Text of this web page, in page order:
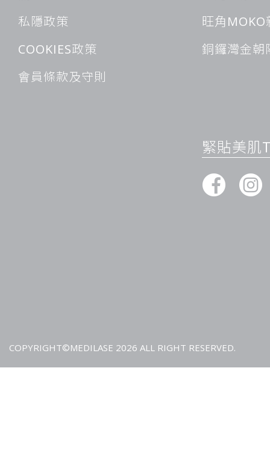
私隱政策
COOKIES政策
會員條款及守則
旺角
銅鑼灣金朝
緊貼美肌
COPYRIGHT©MEDILASE 2026 ALL RIGHT RESERVED.